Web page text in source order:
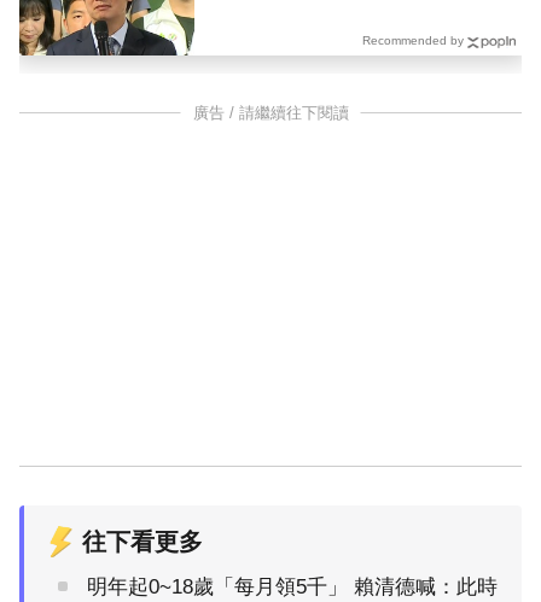
Recommended by
廣告 / 請繼續往下閱讀
往下看更多
明年起0~18歲「每月領5千」 賴清德喊：此時